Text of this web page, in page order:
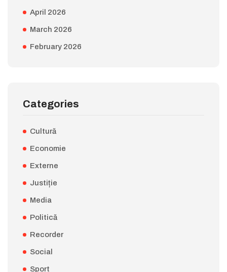
April 2026
March 2026
February 2026
Categories
Cultură
Economie
Externe
Justiție
Media
Politică
Recorder
Social
Sport